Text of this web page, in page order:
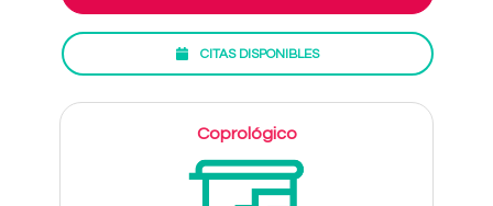
CITAS DISPONIBLES
Coprológico